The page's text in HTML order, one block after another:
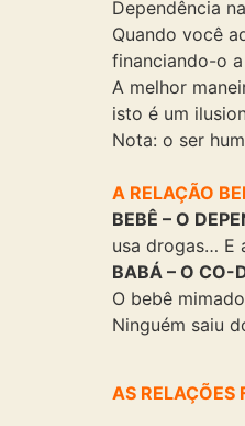
Dependência
Quando você
financiando-o
A melhor
isto é um
Nota: o ser
A RELAÇÃO
BEBÊ – O
usa drogas… E
BABÁ – O CO-
O bebê
Ninguém saiu
AS RELAÇÕES